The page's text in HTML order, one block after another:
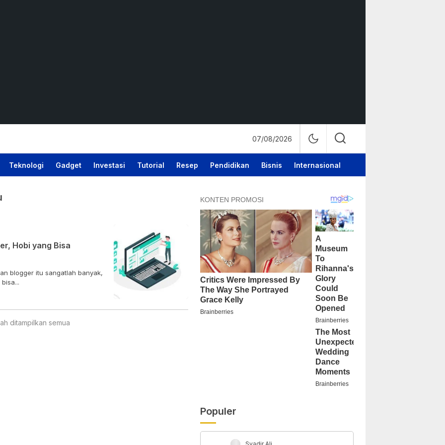
07/08/2026
Teknologi Gadget Investasi Tutorial Resep Pendidikan Bisnis Internasional
Hobi yang Bisa
blogger itu sangatlah banyak,
ditampilkan semua
Populer